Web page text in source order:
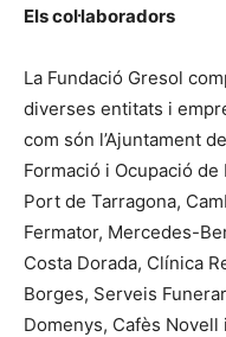
Els col·laboradors
La Fundació Gresol
diverses entitats i
com són l’Ajuntament
Formació i Ocupació de
Port de Tarragona,
Fermator, Mercedes-
Costa Dorada, Clínica
Borges, Serveis
Domenys, Cafès Novell